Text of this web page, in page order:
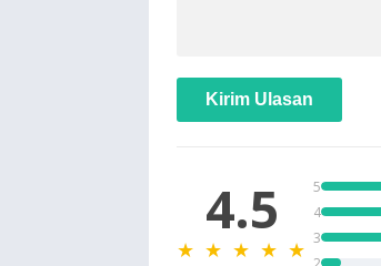
Kirim Ulasan
4.5
★ ★ ★ ★ ★
5
4
3